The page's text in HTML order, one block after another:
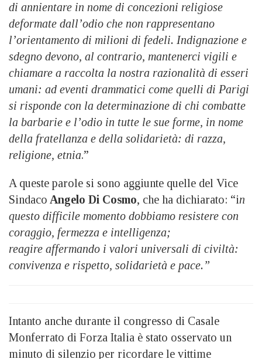
di annientare in nome di concezioni religiose
deformate dall’odio che non rappresentano
l’orientamento di milioni di fedeli. Indignazione e
sdegno devono, al contrario, mantenerci vigili e
chiamare a raccolta la nostra razionalità di esseri
umani: ad eventi drammatici come quelli di Parigi
si risponde con la determinazione di chi combatte
la barbarie e l’odio in tutte le sue forme, in nome
della fratellanza e della solidarietà: di razza,
religione, etnia.”
A queste parole si sono aggiunte quelle del Vice
Sindaco Angelo Di Cosmo, che ha dichiarato: “in
questo difficile momento dobbiamo resistere con
coraggio, fermezza e intelligenza;
reagire affermando i valori universali di civiltà:
convivenza e rispetto, solidarietà e pace.”
Intanto anche durante il congresso di Casale
Monferrato di Forza Italia è stato osservato un
minuto di silenzio per ricordare le vittime